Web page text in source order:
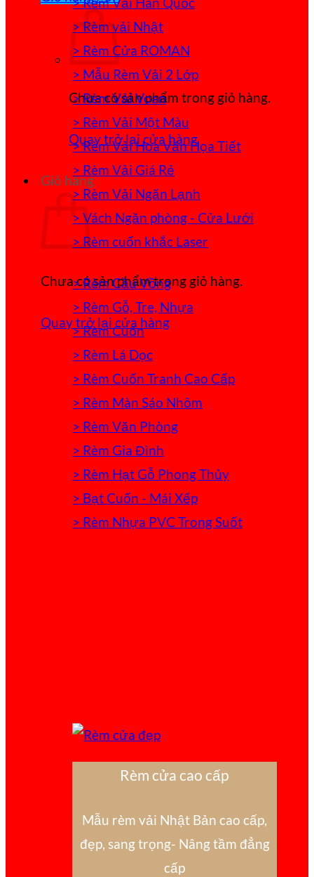
Chưa có sản phẩm trong giỏ hàng.
Quay trở lại cửa hàng
Giỏ hàng
Chưa có sản phẩm trong giỏ hàng.
Quay trở lại cửa hàng
> Rèm vải Nhật
> Rèm Cửa ROMAN
> Mẫu Rèm Vải 2 Lớp
> Rèm Vải Voan
> Rèm Vải Một Màu
> Rèm Vải Hoa Văn Họa Tiết
> Rèm Vải Giá Rẻ
> Rèm Vải Ngăn Lạnh
> Vách Ngăn phòng - Cửa Lưới
> Rèm cuốn khắc Laser
> Rèm Cầu Vồng
> Rèm Gỗ, Tre, Nhựa
> Rèm Cuốn
> Rèm Lá Dọc
> Rèm Cuốn Tranh Cao Cấp
> Rèm Màn Sáo Nhôm
> Rèm Văn Phòng
> Rèm Gia Đình
> Rèm Hạt Gỗ Phong Thủy
> Bạt Cuốn - Mái Xếp
> Rèm Nhựa PVC Trong Suốt
Rèm cửa cao cấp
Mẫu rèm vải Nhật Bản cao cấp,
đẹp, sang trọng- Nâng tầm đẳng
cấp